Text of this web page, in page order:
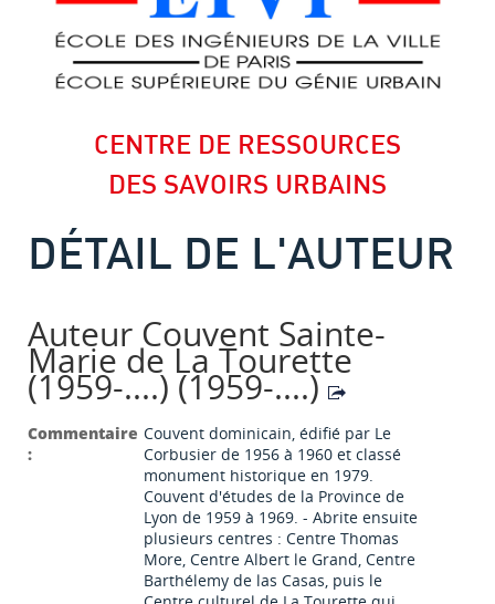
CENTRE DE RESSOURCES
DES SAVOIRS URBAINS
DÉTAIL DE L'AUTEUR
Auteur Couvent Sainte-
Marie de La Tourette
(1959-....) (1959-....)
Commentaire
:
Couvent dominicain, édifié par Le
Corbusier de 1956 à 1960 et classé
monument historique en 1979.
Couvent d'études de la Province de
Lyon de 1959 à 1969. - Abrite ensuite
plusieurs centres : Centre Thomas
More, Centre Albert le Grand, Centre
Barthélemy de las Casas, puis le